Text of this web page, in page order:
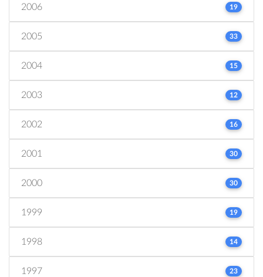
2006 19
2005 33
2004 15
2003 12
2002 16
2001 30
2000 30
1999 19
1998 14
1997 23